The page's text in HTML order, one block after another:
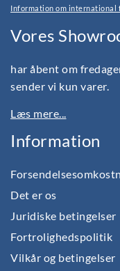
Information om international
Vores
har åbent om
sender vi kun varer.
Læs mere...
Information
Det er os
Juridiske betingelser
Fortrolighedspolitik
Vilkår og betingelser